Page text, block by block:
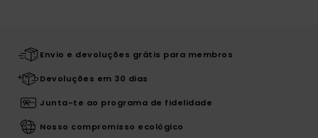
Envio e devoluções grátis para membros
Devoluções em 30 dias
Junta-te ao programa de fidelidade
Nosso compromisso ecológico